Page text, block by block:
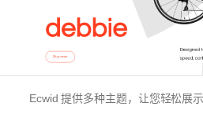
Ecwid 提供多种主题，让您轻松展